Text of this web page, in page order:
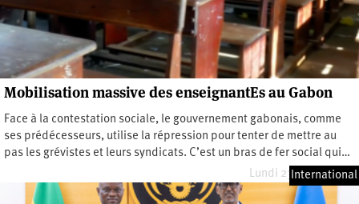
Mobilisation massive des enseignantEs au Gabon
Face à la contestation sociale, le gouvernement gabonais, comme
ses prédécesseurs, utilise la répression pour tenter de mettre au
pas les grévistes et leurs syndicats. C’est un bras de fer social qui…
Lundi 23 février 2026
International